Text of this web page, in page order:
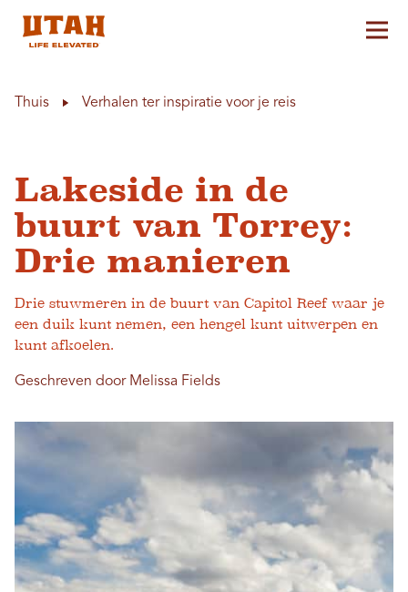
Thuis Verhalen ter inspiratie voor je reis
Lakeside in de
buurt van Torrey:
Drie manieren
Drie stuwmeren in de buurt van Capitol Reef waar je
een duik kunt nemen, een hengel kunt uitwerpen en
kunt afkoelen.
Geschreven door Melissa Fields